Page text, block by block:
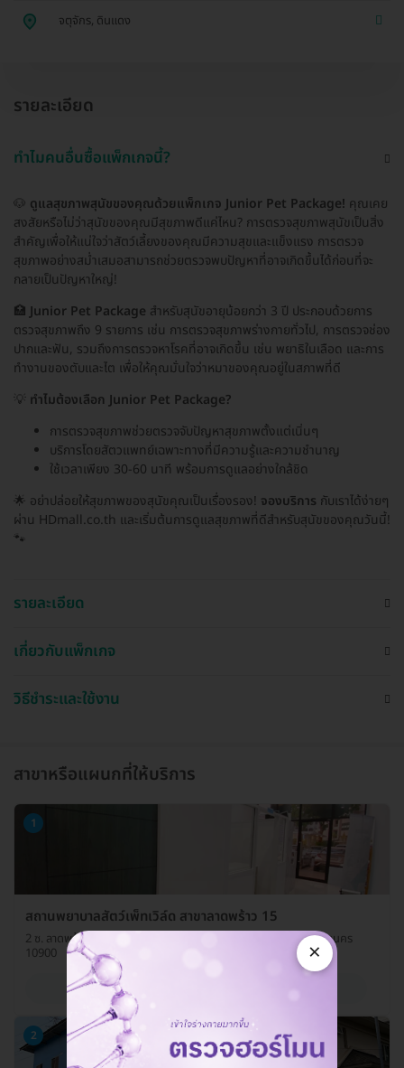
จตุจักร, ดินแดง
รายละเอียด
ทำไมคนอื่นซื้อแพ็กเกจนี้?
🐶 ดูแลสุขภาพสุนัขของคุณด้วยแพ็กเกจ Junior Pet Package! คุณเคย
สงสัยหรือไม่ว่าสุนัขของคุณมีสุขภาพดีแค่ไหน? การตรวจสุขภาพสุนัขเป็นสิ่ง
สำคัญเพื่อให้แน่ใจว่าสัตว์เลี้ยงของคุณมีความสุขและแข็งแรง การตรวจ
สุขภาพอย่างสม่ำเสมอสามารถช่วยตรวจพบปัญหาที่อาจเกิดขึ้นได้ก่อนที่จะ
กลายเป็นปัญหาใหญ่!
🏥 Junior Pet Package สำหรับสุนัขอายุน้อยกว่า 3 ปี ประกอบด้วยการ
ตรวจสุขภาพถึง 9 รายการ เช่น การตรวจสุขภาพร่างกายทั่วไป, การตรวจช่อง
ปากและฟัน, รวมถึงการตรวจหาโรคที่อาจเกิดขึ้น เช่น พยาธิในเลือด และการ
ทำงานของตับและไต เพื่อให้คุณมั่นใจว่าหมาของคุณอยู่ในสภาพที่ดี
💡 ทำไมต้องเลือก Junior Pet Package?
การตรวจสุขภาพช่วยตรวจจับปัญหาสุขภาพตั้งแต่เนิ่นๆ
บริการโดยสัตวแพทย์เฉพาะทางที่มีความรู้และความชำนาญ
ใช้เวลาเพียง 30-60 นาที พร้อมการดูแลอย่างใกล้ชิด
🌟 อย่าปล่อยให้สุขภาพของสุนัขคุณเป็นเรื่องรอง! จองบริการ กับเราได้ง่ายๆ
ผ่าน HDmall.co.th และเริ่มต้นการดูแลสุขภาพที่ดีสำหรับสุนัขของคุณวันนี้!
🐾
รายละเอียด
เกี่ยวกับแพ็กเกจ
วิธีชำระและใช้งาน
สาขาหรือแผนกที่ให้บริการ
1
สถานพยาบาลสัตว์เพ็ทเวิล์ด สาขาลาดพร้าว 15
2 ซ. ลาดพร้าว 15 ถ. ลาดพร้าว แขวงจอมพล เขตจตุจักร กรุงเทพมหานคร
10900
2
×